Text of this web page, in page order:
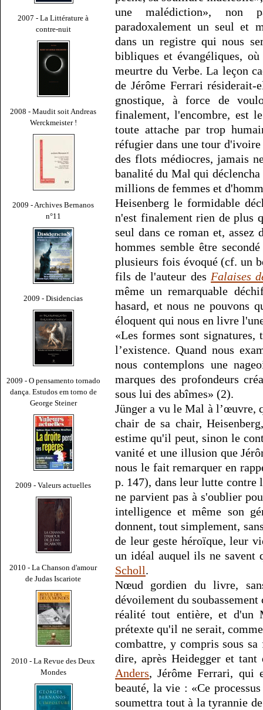
2007 - La Littérature à
contre-nuit
2008 - Maudit soit Andreas
Werckmeister !
2009 - Archives Bernanos
n°11
2009 - Disidencias
2009 - O pensamento tornado
dança. Estudos em torno de
George Steiner
2009 - Valeurs actuelles
2010 - La Chanson d'amour
de Judas Iscariote
2010 - La Revue des Deux
Mondes
une malédiction», non
paradoxalement un seul et
dans un registre qui nous
bibliques et évangéliques,
meurtre du Verbe. La leçon
de Jérôme Ferrari
gnostique, à force de
finalement, l'encombre, est
toute attache par trop
réfugier dans une tour
des flots médiocres, jamais
banalité du Mal qui
millions de femmes et
Heisenberg le formidable
n'est finalement rien de plus
seul dans ce roman et, assez
hommes semble être
plusieurs fois évoqué (cf. un
fils de l'auteur des Falaises
même un remarquable
hasard, et nous ne pouvons
éloquent qui nous en livre
«Les formes sont signatures,
l’existence. Quand nous
nous contemplons une
marques des profondeurs
sous lui des abîmes» (2).
Jünger a vu le Mal à l’œuvre,
chair de sa chair,
estime qu'il peut, sinon le
vanité et une illusion que
nous le fait remarquer en
p. 147), dans leur lutte
ne parvient pas à s'oublier
intelligence et même son
donnent, tout simplement,
de leur geste héroïque, leur
un idéal auquel ils ne savent
Scholl.
Nœud gordien du livre,
dévoilement du soubassement
réalité tout entière, et d'un
prétexte qu'il ne serait,
combattre, y compris sous
dire, après Heidegger et
Anders, Jérôme Ferrari, qui
beauté, la vie : «Ce
soumettra tout à la tyrannie